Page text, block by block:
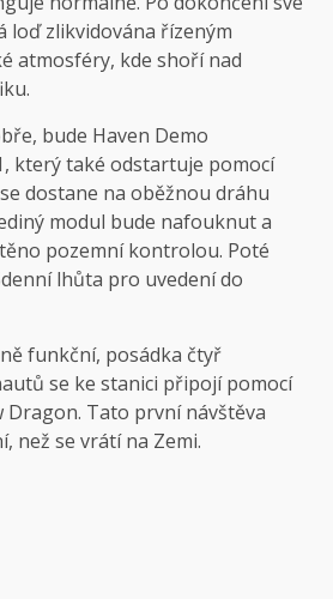
loď zlikvidována řízeným
atmosféry, kde shoří nad
bude Haven Demo
který také odstartuje pomocí
dostane na oběžnou dráhu
modul bude nafouknut a
pozemní kontrolou. Poté
lhůta pro uvedení do
funkční, posádka čtyř
se ke stanici připojí pomocí
Dragon. Tato první návštěva
než se vrátí na Zemi.